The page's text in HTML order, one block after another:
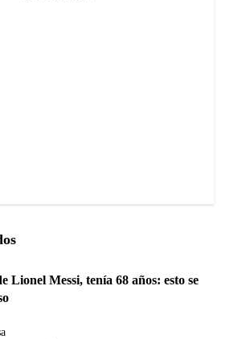
Lionel Messi, tenía 68 años: esto se